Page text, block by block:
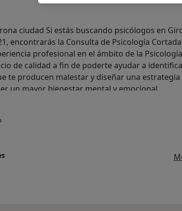
ciudad Si estás buscando psicólogos en
encontrarás la Consulta de Psicología
profesional en el ámbito de la
de calidad a fin de poderte ayudar a
te producen malestar y diseñar una estrategia
un mayor bienestar mental y emocional.